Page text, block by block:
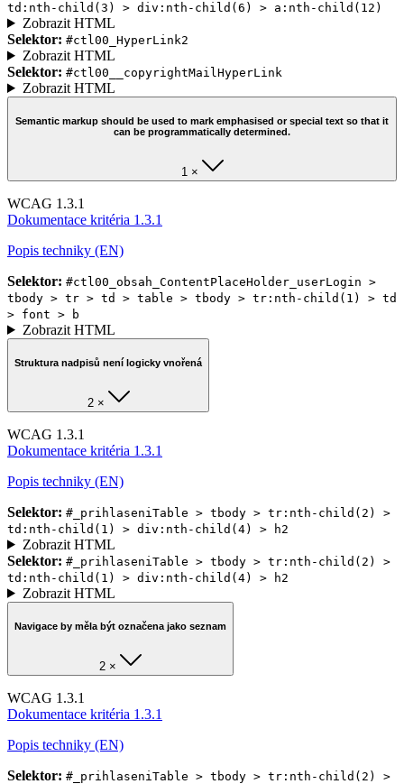
td:nth-child(3) > div:nth-child(6) > a:nth-child(12)
Zobrazit HTML
Selektor: #ctl00_HyperLink2
Zobrazit HTML
Selektor: #ctl00__copyrightMailHyperLink
Zobrazit HTML
Semantic markup should be used to mark emphasised or special text so that it
can be programmatically determined.
1 ×
WCAG 1.3.1
Dokumentace kritéria 1.3.1
Popis techniky (EN)
Selektor: #ctl00_obsah_ContentPlaceHolder_userLogin >
tbody > tr > td > table > tbody > tr:nth-child(1) > td
> font > b
Zobrazit HTML
Struktura nadpisů není logicky vnořená
2 ×
WCAG 1.3.1
Dokumentace kritéria 1.3.1
Popis techniky (EN)
Selektor: #_prihlaseniTable > tbody > tr:nth-child(2) >
td:nth-child(1) > div:nth-child(4) > h2
Zobrazit HTML
Selektor: #_prihlaseniTable > tbody > tr:nth-child(2) >
td:nth-child(1) > div:nth-child(4) > h2
Zobrazit HTML
Navigace by měla být označena jako seznam
2 ×
WCAG 1.3.1
Dokumentace kritéria 1.3.1
Popis techniky (EN)
Selektor: #_prihlaseniTable > tbody > tr:nth-child(2) >